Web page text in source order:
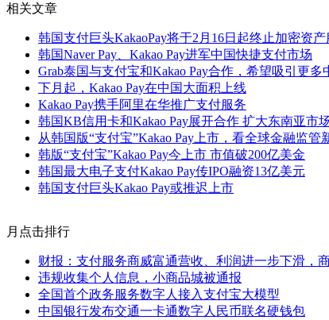
相关文章
韩国支付巨头KakaoPay将于2月16日起终止加密资产
韩国Naver Pay、Kakao Pay进军中国快捷支付市场
Grab泰国与支付宝和Kakao Pay合作，希望吸引更多
下月起，Kakao Pay在中国大面积上线
Kakao Pay携手阿里在华推广支付服务
韩国KB信用卡和Kakao Pay展开合作 扩大东南亚市
从韩国版“支付宝”Kakao Pay上市，看全球金融监管
韩版“支付宝”Kakao Pay今上市 市值破200亿美金
韩国最大电子支付Kakao Pay传IPO融资13亿美元
韩国支付巨头Kakao Pay或推迟上市
月点击排行
财报：支付服务商威富通营收、利润进一步下滑，
违规收集个人信息，小商品城被通报
全国首个政务服务数字人接入支付宝大模型
中国银行发布交通一卡通数字人民币联名硬钱包